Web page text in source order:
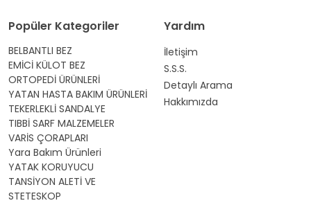
Popüler Kategoriler
BELBANTLI BEZ
EMİCİ KÜLOT BEZ
ORTOPEDİ ÜRÜNLERİ
YATAN HASTA BAKIM ÜRÜNLERİ
TEKERLEKLİ SANDALYE
TIBBİ SARF MALZEMELER
VARİS ÇORAPLARI
Yara Bakım Ürünleri
YATAK KORUYUCU
TANSİYON ALETİ VE
STETESKOP
Yardım
İletişim
S.S.S.
Detaylı Arama
Hakkımızda